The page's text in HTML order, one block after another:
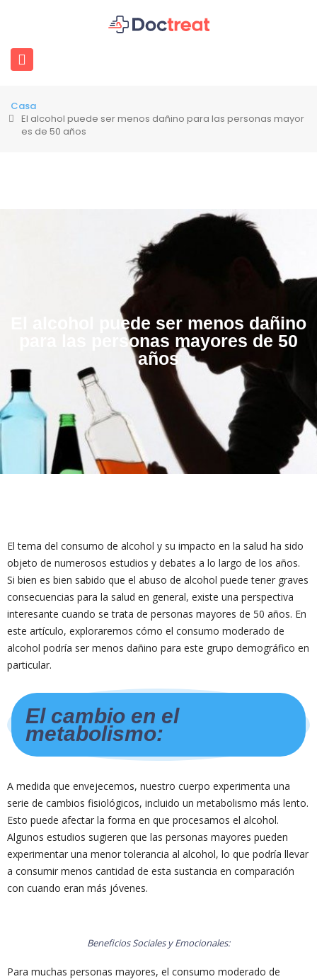
Casa
El alcohol puede ser menos dañino para las personas mayor
es de 50 años
El alcohol puede ser menos dañino
para las personas mayores de 50
años
El tema del consumo de alcohol y su impacto en la salud ha sido
objeto de numerosos estudios y debates a lo largo de los años.
Si bien es bien sabido que el abuso de alcohol puede tener graves
consecuencias para la salud en general, existe una perspectiva
interesante cuando se trata de personas mayores de 50 años. En
este artículo, exploraremos cómo el consumo moderado de
alcohol podría ser menos dañino para este grupo demográfico en
particular.
El cambio en el
metabolismo:
A medida que envejecemos, nuestro cuerpo experimenta una
serie de cambios fisiológicos, incluido un metabolismo más lento.
Esto puede afectar la forma en que procesamos el alcohol.
Algunos estudios sugieren que las personas mayores pueden
experimentar una menor tolerancia al alcohol, lo que podría llevar
a consumir menos cantidad de esta sustancia en comparación
con cuando eran más jóvenes.
Beneficios Sociales y Emocionales:
Para muchas personas mayores, el consumo moderado de